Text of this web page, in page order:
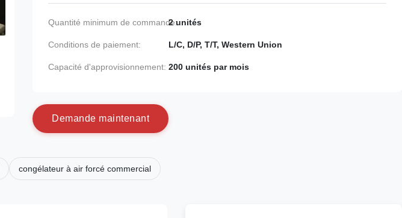
Quantité minimum de commande:2 unités
Conditions de paiement: L/C, D/P, T/T, Western Union
Capacité d'approvisionnement: 200 unités par mois
Demande maintenant
congélateur à air forcé commercial